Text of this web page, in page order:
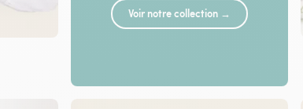
Voir notre collection →